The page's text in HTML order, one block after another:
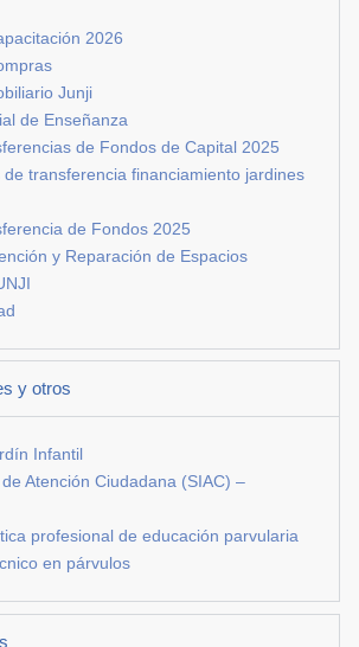
2026
Junji
de Enseñanza
de Fondos de Capital 2025
transferencia financiamiento jardines
de Fondos 2025
y Reparación de Espacios
y otros
Infantil
Atención Ciudadana (SIAC) –
profesional de educación parvularia
en párvulos